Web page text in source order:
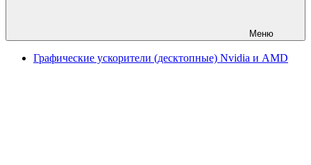
Меню
Графические ускорители (десктопные) Nvidia и AMD